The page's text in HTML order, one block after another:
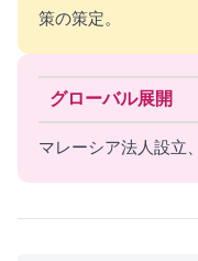
策の策定。
グローバル展開
マレーシア法人設立